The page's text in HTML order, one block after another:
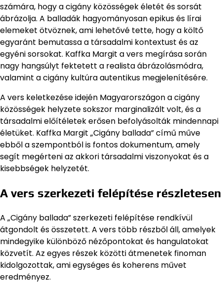
számára, hogy a cigány közösségek életét és sorsát
ábrázolja. A balladák hagyományosan epikus és lírai
elemeket ötvöznek, ami lehetővé tette, hogy a költő
egyaránt bemutassa a társadalmi kontextust és az
egyéni sorsokat. Kaffka Margit a vers megírása során
nagy hangsúlyt fektetett a realista ábrázolásmódra,
valamint a cigány kultúra autentikus megjelenítésére.
A vers keletkezése idején Magyarországon a cigány
közösségek helyzete sokszor marginalizált volt, és a
társadalmi előítéletek erősen befolyásolták mindennapi
életüket. Kaffka Margit „Cigány ballada” című műve
ebből a szempontból is fontos dokumentum, amely
segít megérteni az akkori társadalmi viszonyokat és a
kisebbségek helyzetét.
A vers szerkezeti felépítése részletesen
A „Cigány ballada” szerkezeti felépítése rendkívül
átgondolt és összetett. A vers több részből áll, amelyek
mindegyike különböző nézőpontokat és hangulatokat
közvetít. Az egyes részek közötti átmenetek finoman
kidolgozottak, ami egységes és koherens művet
eredményez.